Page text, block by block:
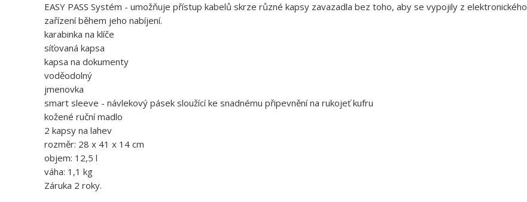
EASY PASS Systém - umožňuje přístup kabelů skrze různé kapsy zavazadla bez toho, aby se vypojily z elektronického
zařízení během jeho nabíjení.
karabinka na klíče
síťovaná kapsa
kapsa na dokumenty
voděodolný
jmenovka
smart sleeve - návlekový pásek sloužící ke snadnému připevnění na rukojeť kufru
kožené ruční madlo
2 kapsy na lahev
rozměr: 28 x 41 x 14 cm
objem: 12,5 l
váha: 1,1 kg
Záruka 2 roky.